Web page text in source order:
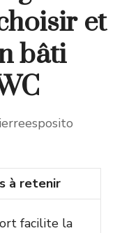
et
bâti
à retenir
facilite la